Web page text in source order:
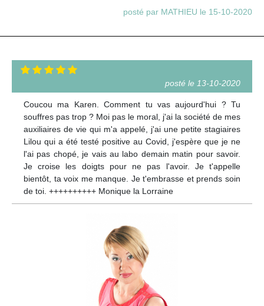
posté par MATHIEU le 15-10-2020
posté le 13-10-2020
Coucou ma Karen. Comment tu vas aujourd'hui ? Tu
souffres pas trop ? Moi pas le moral, j'ai la société de mes
auxiliaires de vie qui m'a appelé, j'ai une petite stagiaires
Lilou qui a été testé positive au Covid, j'espère que je ne
l'ai pas chopé, je vais au labo demain matin pour savoir.
Je croise les doigts pour ne pas l'avoir. Je t'appelle
bientôt, ta voix me manque. Je t'embrasse et prends soin
de toi. ++++++++++ Monique la Lorraine